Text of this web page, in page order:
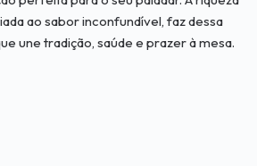
ao sabor inconfundível, faz dessa
une tradição, saúde e prazer à mesa.